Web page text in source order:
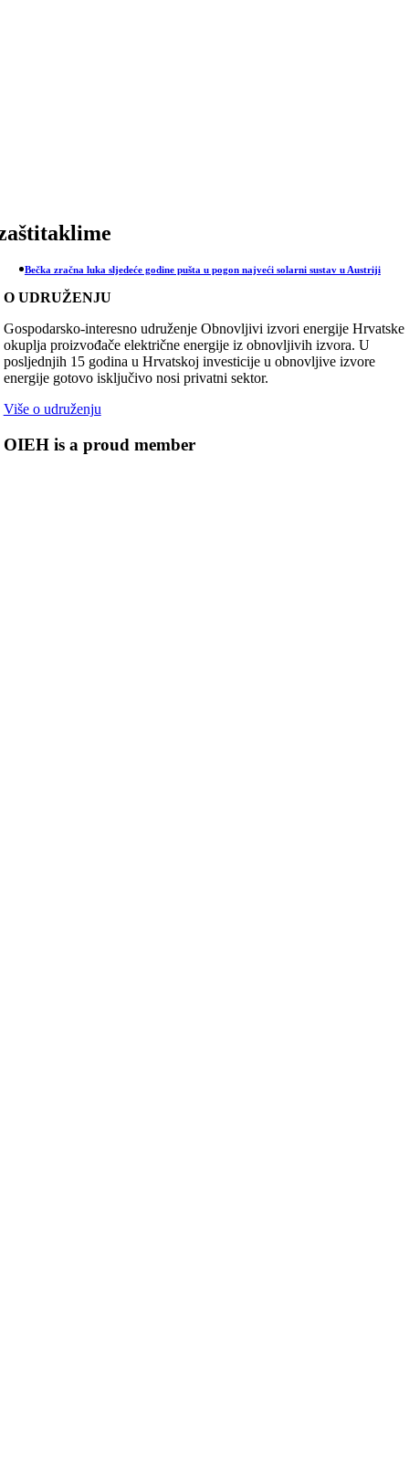
Bečka zračna luka sljedeće godine pušta u pogon najveći solarni sustav u Austriji
O UDRUŽENJU
Gospodarsko-interesno udruženje Obnovljivi izvori energije Hrvatske
okuplja proizvođače električne energije iz obnovljivih izvora. U
posljednjih 15 godina u Hrvatskoj investicije u obnovljive izvore
energije gotovo isključivo nosi privatni sektor.
Više o udruženju
OIEH is a proud member